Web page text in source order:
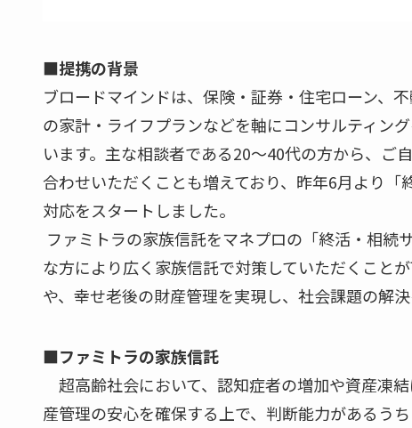
■提携の背景
ブロードマインドは、保険・証券・住宅ローン、
の家計・ライフプランなどを軸にコンサルティン
います。主な相談者である20～40代の方から、ご
合わせいただくことも増えており、昨年6月より
対応をスタートしました。
ファミトラの家族信託をマネプロの「終活・相続
な方により広く家族信託で対策していただくこと
や、幸せ老後の財産管理を実現し、社会課題の解決
■ファミトラの家族信託
超高齢社会において、認知症者の増加や資産凍
産管理の安心を確保する上で、判断能力があるう